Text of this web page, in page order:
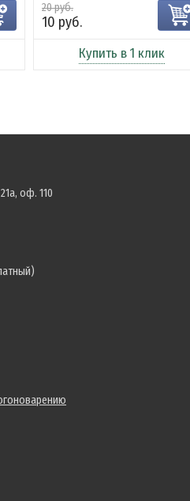
20 руб.
10 руб.
Купить в 1 клик
оф. 110